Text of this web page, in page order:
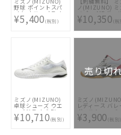
野球 ポイントスパ
イク ウエーブライ
トレボ
11GP222101
¥5,400(税別)
ノ(MIZUNO) ミ
ノプロ MPボー
ース兼グラブケ
1FJB100214 [ ☆
ッグ刺繍2ヶ所
(単色のみ)※縁
¥10,350(税
ミズノ(MIZUNO)
卓球シューズ ウエ
ーブドライブ EL
81GA200101
¥10,710(税別)
売り切
ミズノ
レディース バレ
ボールシューズ
イクロンスピード
2MID V1GC1985-
09
¥3,900(税別)